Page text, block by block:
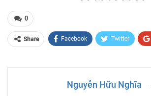
0
Share Facebook Twitter
Nguyễn Hữu Nghĩa